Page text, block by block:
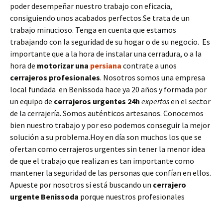
poder desempeñar nuestro trabajo con eficacia,
consiguiendo unos acabados perfectos.Se trata de un
trabajo minucioso. Tenga en cuenta que estamos
trabajando con la seguridad de su hogar o de su negocio. Es
importante que a la hora de instalar una cerradura, o a la
hora de motorizar una persiana contrate a unos
cerrajeros profesionales. Nosotros somos una empresa
local fundada en Benissoda hace ya 20 años y formada por
un equipo de cerrajeros urgentes 24h expertosen el sector
de la cerrajería. Somos auténticos artesanos. Conocemos
bien nuestro trabajo y por eso podemos conseguir la mejor
solución a su problema.Hoy en día son muchos los que se
ofertan como cerrajeros urgentes sin tener la menor idea
de que el trabajo que realizan es tan importante como
mantener la seguridad de las personas que confían en ellos.
Apueste por nosotros si está buscando un cerrajero
urgente Benissoda porque nuestros profesionales